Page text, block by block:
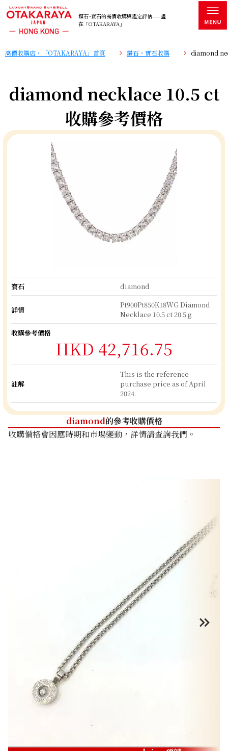
鑽石･寶石的高價收購與鑑定評估——盡
在「OTAKARAYA」
高價收購店・「OTAKARAYA」首頁 鑽石・寶石收購 diamond
diamond necklace 10.5 ct
收購參考價格
寶石 diamond
詳情
Pt900Pt850K18WG Diamond
Necklace 10.5 ct 20.5 g
收購參考價格
HKD 42,716.75
註解
This is the reference
purchase price as of April
2024.
diamond的參考收購價格
收購價格會因應時期和市場變動，詳情請查詢我們。